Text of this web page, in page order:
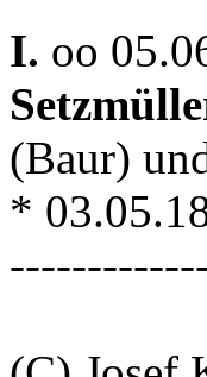
I. oo
(Baur)
*